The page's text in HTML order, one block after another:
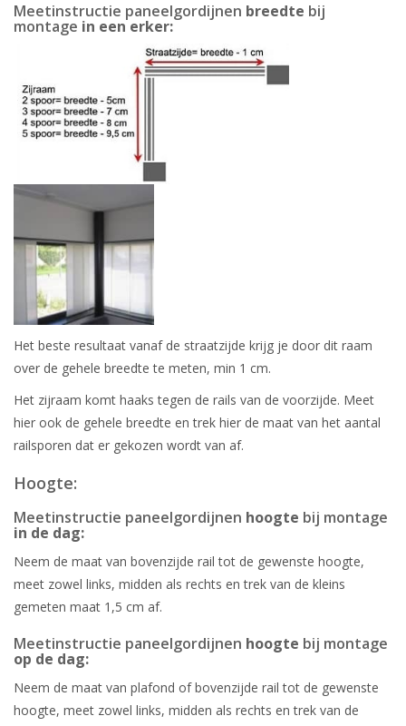
Meetinstructie paneelgordijnen breedte bij
montage in een erker:
Het beste resultaat vanaf de straatzijde krijg je door dit raam
over de gehele breedte te meten, min 1 cm.
Het zijraam komt haaks tegen de rails van de voorzijde. Meet
hier ook de gehele breedte en trek hier de maat van het aantal
railsporen dat er gekozen wordt van af.
Hoogte:
Meetinstructie paneelgordijnen hoogte bij montage
in de dag:
Neem de maat van bovenzijde rail tot de gewenste hoogte,
meet zowel links, midden als rechts en trek van de kleins
gemeten maat 1,5 cm af.
Meetinstructie paneelgordijnen hoogte bij montage
op de dag:
Neem de maat van plafond of bovenzijde rail tot de gewenste
hoogte, meet zowel links, midden als rechts en trek van de